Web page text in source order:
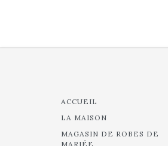
ACCUEIL
LA MAISON
MAGASIN DE ROBES DE
MARIÉE